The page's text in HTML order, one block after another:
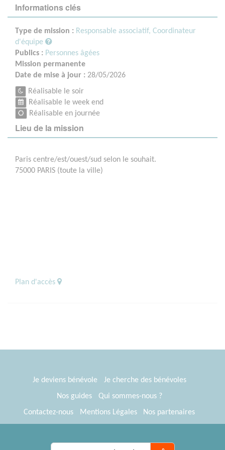
Informations clés
Type de mission : Responsable associatif, Coordinateur
d'équipe
Publics : Personnes âgées
Mission permanente
Date de mise à jour : 28/05/2026
Réalisable le soir
Réalisable le week end
Réalisable en journée
Lieu de la mission
Paris centre/est/ouest/sud selon le souhait.
75000 PARIS (toute la ville)
Plan d'accès
Je deviens bénévole
Je cherche des bénévoles
Nos guides
Qui sommes-nous ?
Contactez-nous
Mentions Légales
Nos partenaires
® Tous Bénévoles 2012-2026
Webkast